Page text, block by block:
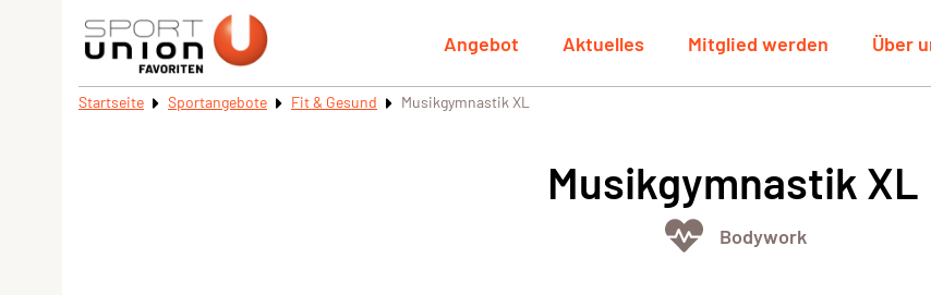
Angebot Aktuelles Mitglied werden Über
Startseite Sportangebote Fit & Gesund Musikgymnastik XL
Musikgymnastik XL
Bodywork